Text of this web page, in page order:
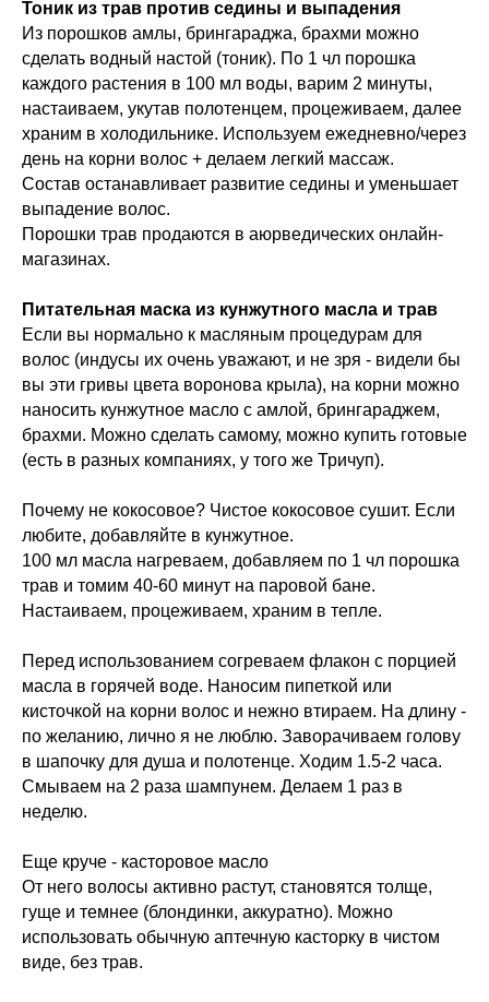
Тоник из трав против седины и выпадения
Из порошков амлы, брингараджа, брахми можно
сделать водный настой (тоник). По 1 чл порошка
каждого растения в 100 мл воды, варим 2 минуты,
настаиваем, укутав полотенцем, процеживаем, далее
храним в холодильнике. Используем ежедневно/через
день на корни волос + делаем легкий массаж.
Состав останавливает развитие седины и уменьшает
выпадение волос.
Порошки трав продаются в аюрведических онлайн-
магазинах.
Питательная маска из кунжутного масла и трав
Если вы нормально к масляным процедурам для
волос (индусы их очень уважают, и не зря - видели бы
вы эти гривы цвета воронова крыла), на корни можно
наносить кунжутное масло с амлой, брингараджем,
брахми. Можно сделать самому, можно купить готовые
(есть в разных компаниях, у того же Тричуп).
Почему не кокосовое? Чистое кокосовое сушит. Если
любите, добавляйте в кунжутное.
100 мл масла нагреваем, добавляем по 1 чл порошка
трав и томим 40-60 минут на паровой бане.
Настаиваем, процеживаем, храним в тепле.
Перед использованием согреваем флакон с порцией
масла в горячей воде. Наносим пипеткой или
кисточкой на корни волос и нежно втираем. На длину -
по желанию, лично я не люблю. Заворачиваем голову
в шапочку для душа и полотенце. Ходим 1.5-2 часа.
Смываем на 2 раза шампунем. Делаем 1 раз в
неделю.
Еще круче - касторовое масло
От него волосы активно растут, становятся толще,
гуще и темнее (блондинки, аккуратно). Можно
использовать обычную аптечную касторку в чистом
виде, без трав.